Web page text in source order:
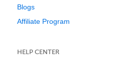
Blogs
Affiliate Program
HELP CENTER